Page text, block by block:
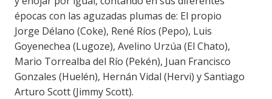
épocas con las aguzadas plumas de: El propio
Jorge Délano (Coke), René Ríos (Pepo), Luis
Goyenechea (Lugoze), Avelino Urzúa (El Chato),
Mario Torrealba del Río (Pekén), Juan Francisco
Gonzales (Huelén), Hernán Vidal (Hervi) y Santiago
Arturo Scott (Jimmy Scott).